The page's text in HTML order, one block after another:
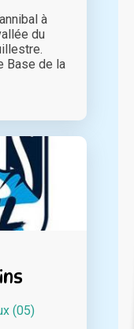
à
du
Base de la
(05)